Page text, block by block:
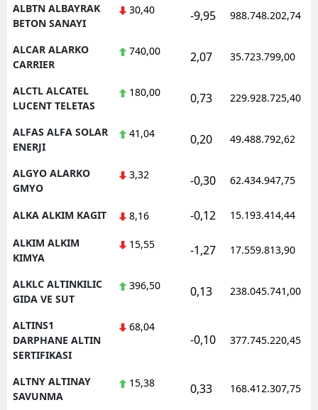
Uşak
Zonguldak
Aksaray
Batman
ALBTN ALBAYRAK
BETON SANAYI
30,40 -9,95 988.748.202,74
ALCAR ALARKO
CARRIER
740,00 2,07 35.723.799,00
ALCTL ALCATEL
LUCENT TELETAS
180,00 0,73 229.928.725,40
ALFAS ALFA SOLAR
ENERJI
41,04 0,20 49.488.792,62
ALGYO ALARKO
GMYO
3,32 -0,30 62.434.947,75
ALKA ALKIM KAGIT 8,16 -0,12 15.193.414,44
ALKIM ALKIM
KIMYA
15,55 -1,27 17.559.813,90
ALKLC ALTINKILIC
GIDA VE SUT
396,50 0,13 238.045.741,00
ALTINS1
DARPHANE ALTIN
SERTIFIKASI
68,04
-0,10 377.745.220,45
ALTNY ALTINAY
SAVUNMA
15,38 0,33 168.412.307,75